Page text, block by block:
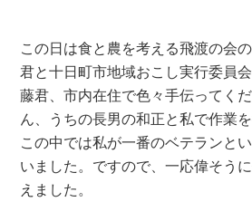
この日は食と農を考える飛渡の会
君と十日町市地域おこし実行委員
藤君、市内在住で色々手伝ってく
ん、うちの長男の和正と私で作業
この中では私が一番のベテランと
いました。ですので、一応偉そう
えました。